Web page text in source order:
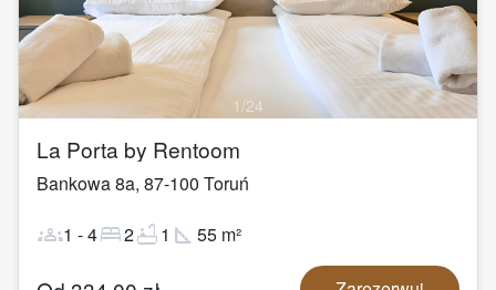
1/24
La Porta by Rentoom
Bankowa 8a, 87-100 Toruń
groups1 -4bed2bathtub1 square_foot 55 m²